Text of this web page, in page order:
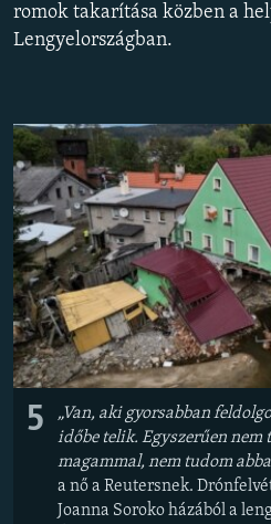
TÁRSADALOM
EURÓPAI UNIÓ
VILÁG
KLÍMAVÁLTOZÁS
A MÚLT TANULSÁGAI
KÖVESSEN MINKET!
Valamennyi RFE/RL
romok takarítása közben a
Lengyelországban.
5
„Van, aki gyorsabban
időbe telik. Egyszerűen nem
magammal, nem tudom
a nő a Reutersnek.
Joanna Soroko házából a